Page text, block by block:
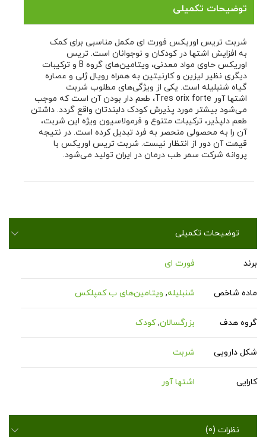
توضیحات تکمیلی
شربت تریس اوریکس فورت ای مکمل مناسبی برای کمک
به افزایش اشتها در کودکان و نوجوانان است. تریس
اوریکس حاوی مواد معدنی، ویتامین‌های گروه B و ترکیبات
دیگری نظیر لیزین و کارنیتین به همراه رویال ژلی و عصاره
گیاه شنبلیله است. یکی از ویژگی‌های مطلوب شربت
اشتها آور Tres orix forte، طعم دار بودن آن است که موجب
می‌شود بیشتر مورد پذیرش کودک دلبندتان واقع گردد. داشتن
طعم دلپذیر، ترکیبات متنوع و فرمولاسیون ویژه این شربت،
آن را به محصولی منحصر به فرد تبدیل کرده است. در نتیجه
قیمت آن دور از انتظار نیست. شربت تریس اوریکس با
پروانه شرکت سمر طب درمان در ایران تولید می‌شود.
توضیحات تکمیلی
برند فورت ای
ماده شاخص شنبلیله, ویتامین‌های ب کمپلکس
گروه هدف بزرگسالان,کودک
شکل دارویی شربت
کارایی اشتها آور
نظرات (0)